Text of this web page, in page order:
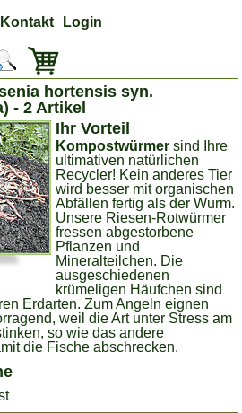
Kontakt Login
hortensis syn.
- 2 Artikel
Ihr Vorteil
Kompostwürmer sind Ihre
ultimativen natürlichen
Recycler! Kein anderes Tier
wird besser mit organischen
Abfällen fertig als der Wurm.
Unsere Riesen-Rotwürmer
fressen abgestorbene
Pflanzen und
Mineralteilchen. Die
ausgeschiedenen
krümeligen Häufchen sind
Erdarten. Zum Angeln eignen
weil die Art unter Stress am
so wie das andere
die Fische abschrecken.